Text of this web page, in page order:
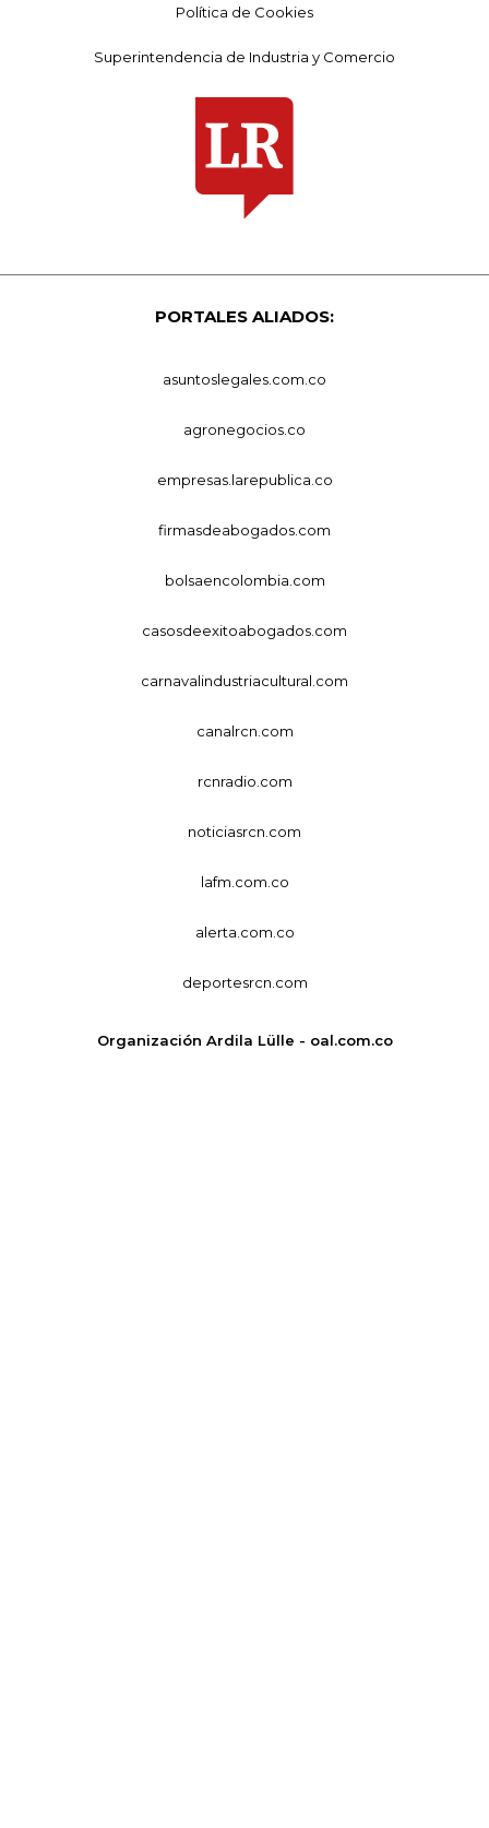
Política de Cookies
Superintendencia de Industria y Comercio
PORTALES ALIADOS:
asuntoslegales.com.co
agronegocios.co
empresas.larepublica.co
firmasdeabogados.com
bolsaencolombia.com
casosdeexitoabogados.com
carnavalindustriacultural.com
canalrcn.com
rcnradio.com
noticiasrcn.com
lafm.com.co
alerta.com.co
deportesrcn.com
Organización Ardila Lülle - oal.com.co